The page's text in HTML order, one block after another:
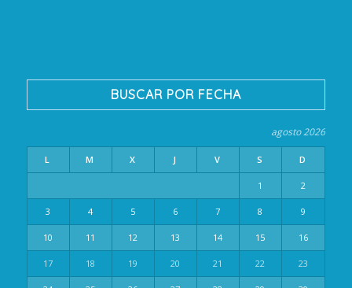
BUSCAR POR FECHA
agosto 2026
L M X J V S D
1 2
3 4 5 6 7 8 9
10 11 12 13 14 15 16
17 18 19 20 21 22 23